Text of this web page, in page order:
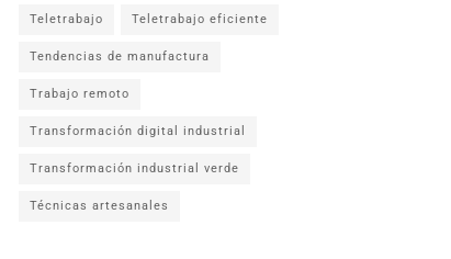
Teletrabajo Teletrabajo eficiente
Tendencias de manufactura
Trabajo remoto
Transformación digital industrial
Transformación industrial verde
Técnicas artesanales